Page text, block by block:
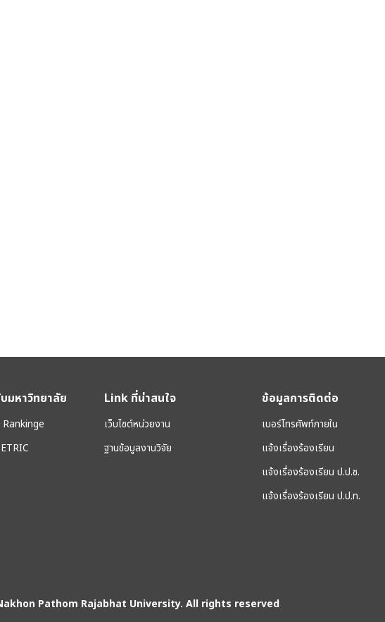
มหาวิทยาลัย Link ที่น่าสนใจ
เว็บไซต์หน่วยงาน
ฐานข้อมูลงานวิจัย
ข้อมูลการติดต่อ
เบอร์โทรศัพท์ภายใน
แจ้งเรื่องร้องเรียน
แจ้งเรื่องร้องเรียน ป.ป.ช.
แจ้งเรื่องร้องเรียน ป.ป.ท.
Pathom Rajabhat University. All rights reserved